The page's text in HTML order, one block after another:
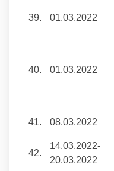
39. 01.03.2022
40. 01.03.2022
41. 08.03.2022
42.
14.03.2022-
20.03.2022